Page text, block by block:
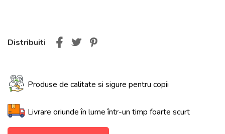
Distribuiti
Produse de calitate si sigure pentru copii
Livrare oriunde în lume într-un timp foarte scurt